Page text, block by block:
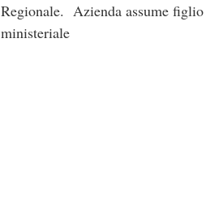
Regionale. Azienda assume
ministeriale